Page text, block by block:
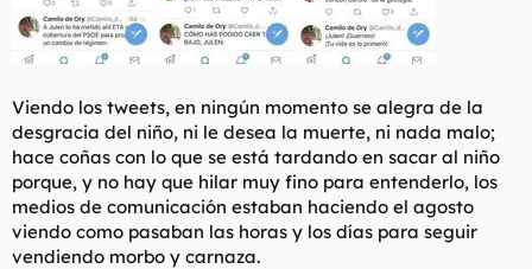
Viendo los tweets, en ningún momento se alegra de la
desgracia del niño, ni le desea la muerte, ni nada malo;
hace coñas con lo que se está tardando en sacar al niño
porque, y no hay que hilar muy fino para entenderlo, los
medios de comunicación estaban haciendo el agosto
viendo como pasaban las horas y los días para seguir
vendiendo morbo y carnaza.